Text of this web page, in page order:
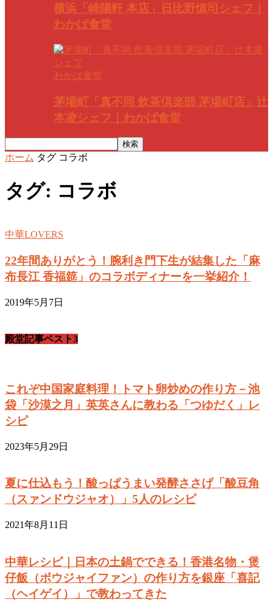
横浜「崎陽軒 本店」日比野慎司シェフ｜
わかば食堂
わかば食堂
茅場町「真不同 飲茶倶楽部 茅場町店」辻
本凌シェフ｜わかば食堂
ホーム タグ コラボ
タグ: コラボ
中華LOVERS
22年間ありがとう！腕利き門下生が結集した「麻
布長江 香福筵」のコラボディナーを一挙紹介！
2019年5月7日
殿堂記事ベスト3
これぞ中国家庭料理！トマト卵炒めの作り方－池
袋「沙漠之月」英英さんに教わる「つゆだく」レ
シピ
2023年5月29日
夏に仕込もう！酸っぱうまい発酵ささげ「酸豆角
（スァンドウジャオ）」5人のレシピ
2021年8月11日
中華レシピ｜日本の土鍋でできる！香港名物・煲
仔飯（ボウジャイファン）の作り方を銀座「喜記
（ヘイゲイ）」で教わってきた